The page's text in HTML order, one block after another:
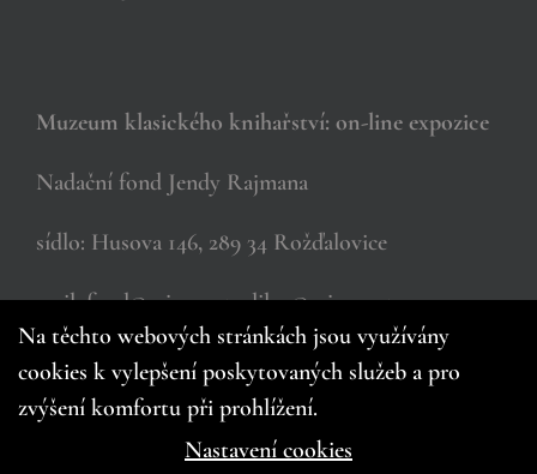
Muzeum klasického knihařství: on-line expozice
Nadační fond Jendy Rajmana
sídlo: Husova 146, 289 34 Rožďalovice
mail: fond@rajman.cz, dilna@rajman.cz
Na těchto webových stránkách jsou využívány
cookies k vylepšení poskytovaných služeb a pro
zvýšení komfortu při prohlížení.
Nastavení cookies